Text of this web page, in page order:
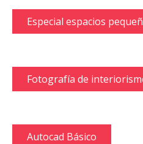
Especial espacios
Fotografía de
Autocad Básico